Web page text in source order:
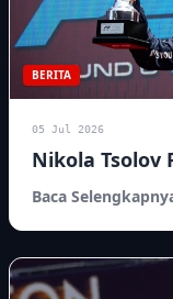
BERITA
05 Jul 2026
Nikola Tsolov
Baca